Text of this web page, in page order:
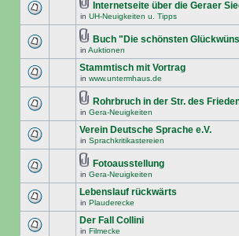
Internetseite über die Geraer
in UH-Neuigkeiten u. Tipps
Buch "Die schönsten
in Auktionen
Stammtisch mit Vortrag
in www.untermhaus.de
Rohrbruch in der Str. des
in Gera-Neuigkeiten
Verein Deutsche Sprache e.V.
in Sprachkritikastereien
Fotoausstellung
in Gera-Neuigkeiten
Lebenslauf rückwärts
in Plauderecke
Der Fall Collini
in Filmecke